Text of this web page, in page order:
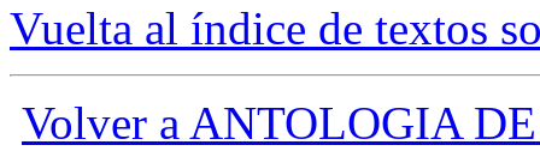
Vuelta al índice de textos
Volver a ANTOLOGIA